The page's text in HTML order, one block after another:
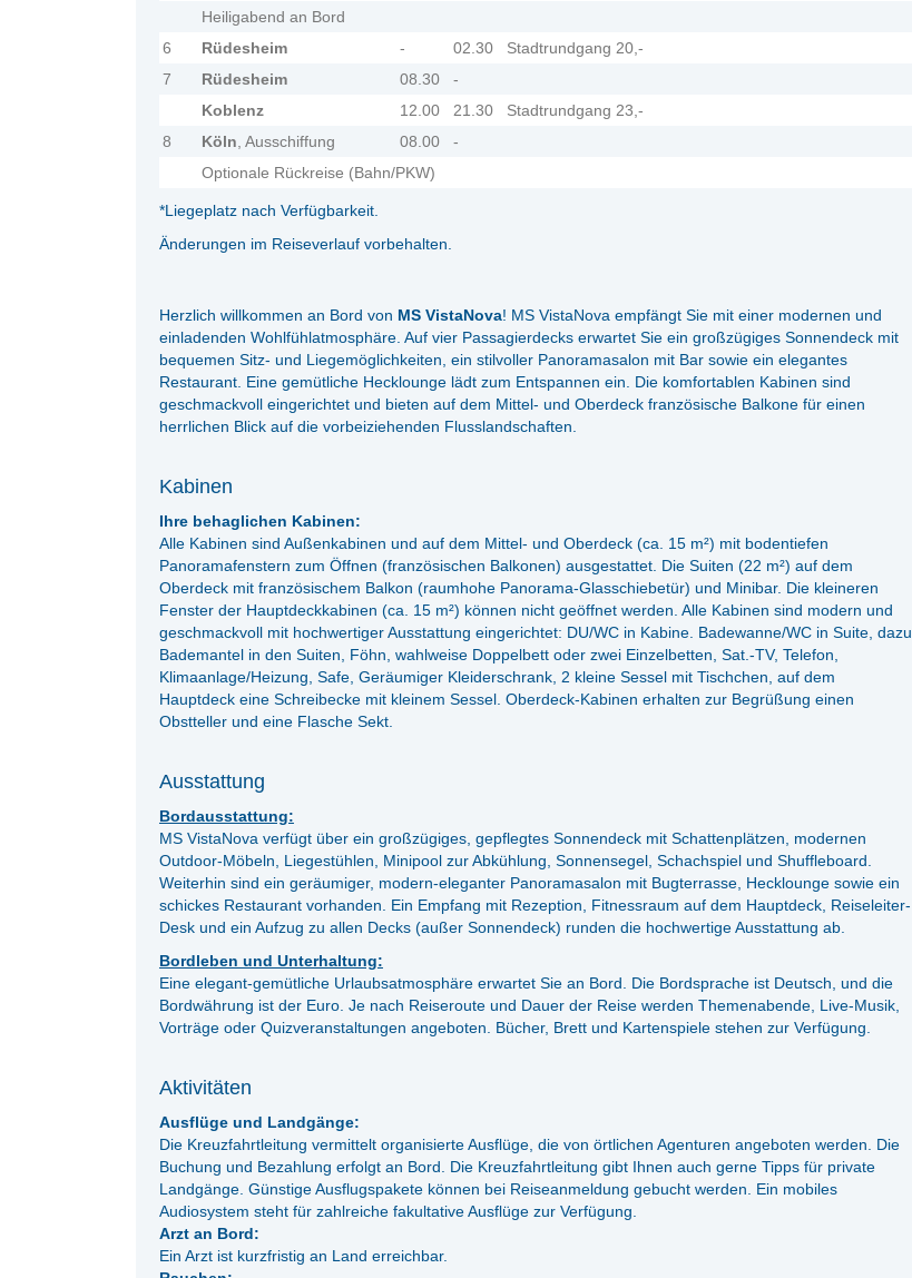
Heiligabend an Bord
6
Rüdesheim - 02.30
Stadtrundgang 20,-
7
Rüdesheim 08.30
-
Koblenz
12.00 21.30
Stadtrundgang 23,-
8
Köln , Ausschiffung 08.00
-
Optionale Rückreise (Bahn/PKW)
*Liegeplatz nach Verfügbarkeit.
Änderungen im Reiseverlauf vorbehalten.
Herzlich willkommen an Bord von MS VistaNova! MS VistaNova empfängt Sie mit einer modernen und
einladenden Wohlfühlatmosphäre. Auf vier Passagierdecks erwartet Sie ein großzügiges Sonnendeck mit
bequemen Sitz- und Liegemöglichkeiten, ein stilvoller Panoramasalon mit Bar sowie ein elegantes
Restaurant. Eine gemütliche Hecklounge lädt zum Entspannen ein. Die komfortablen Kabinen sind
geschmackvoll eingerichtet und bieten auf dem Mittel- und Oberdeck französische Balkone für einen
herrlichen Blick auf die vorbeiziehenden Flusslandschaften.
Kabinen
Ihre behaglichen Kabinen:
Alle Kabinen sind Außenkabinen und auf dem Mittel- und Oberdeck (ca. 15 m²) mit bodentiefen
Panoramafenstern zum Öffnen (französischen Balkonen) ausgestattet. Die Suiten (22 m²) auf dem
Oberdeck mit französischem Balkon (raumhohe Panorama-Glasschiebetür) und Minibar. Die kleineren
Fenster der Hauptdeckkabinen (ca. 15 m²) können nicht geöffnet werden. Alle Kabinen sind modern und
geschmackvoll mit hochwertiger Ausstattung eingerichtet: DU/WC in Kabine. Badewanne/WC in Suite, dazu
Bademantel in den Suiten, Föhn, wahlweise Doppelbett oder zwei Einzelbetten, Sat.-TV, Telefon,
Klimaanlage/Heizung, Safe, Geräumiger Kleiderschrank, 2 kleine Sessel mit Tischchen, auf dem
Hauptdeck eine Schreibecke mit kleinem Sessel. Oberdeck-Kabinen erhalten zur Begrüßung einen
Obstteller und eine Flasche Sekt.
Ausstattung
Bordausstattung:
MS VistaNova verfügt über ein großzügiges, gepflegtes Sonnendeck mit Schattenplätzen, modernen
Outdoor-Möbeln, Liegestühlen, Minipool zur Abkühlung, Sonnensegel, Schachspiel und Shuffleboard.
Weiterhin sind ein geräumiger, modern-eleganter Panoramasalon mit Bugterrasse, Hecklounge sowie ein
schickes Restaurant vorhanden. Ein Empfang mit Rezeption, Fitnessraum auf dem Hauptdeck, Reiseleiter-
Desk und ein Aufzug zu allen Decks (außer Sonnendeck) runden die hochwertige Ausstattung ab.
Bordleben und Unterhaltung:
Eine elegant-gemütliche Urlaubsatmosphäre erwartet Sie an Bord. Die Bordsprache ist Deutsch, und die
Bordwährung ist der Euro. Je nach Reiseroute und Dauer der Reise werden Themenabende, Live-Musik,
Vorträge oder Quizveranstaltungen angeboten. Bücher, Brett und Kartenspiele stehen zur Verfügung.
Aktivitäten
Ausflüge und Landgänge:
Die Kreuzfahrtleitung vermittelt organisierte Ausflüge, die von örtlichen Agenturen angeboten werden. Die
Buchung und Bezahlung erfolgt an Bord. Die Kreuzfahrtleitung gibt Ihnen auch gerne Tipps für private
Landgänge. Günstige Ausflugspakete können bei Reiseanmeldung gebucht werden. Ein mobiles
Audiosystem steht für zahlreiche fakultative Ausflüge zur Verfügung.
Arzt an Bord:
Ein Arzt ist kurzfristig an Land erreichbar.